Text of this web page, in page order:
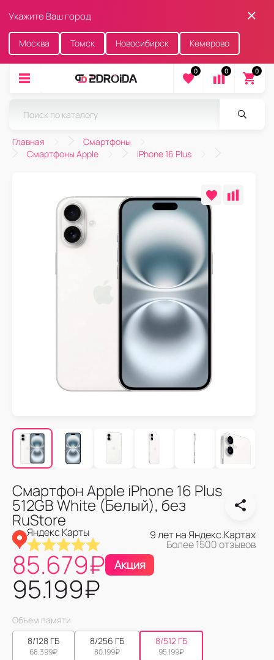
Укажите Ваш город
Москва Томск Новосибирск Кемерово
0 0 0
Главная
Смартфоны
Смартфоны Apple
iPhone 16 Plus
Смартфон Apple iPhone 16 Plus
512GB White (Белый), без
RuStore
Яндекс Карты 9 лет на Яндекс.Картах
Более 1500 отзывов
85.679₽ Акция
95.199₽
Объем памяти
8/128 ГБ
68.399₽
8/256 ГБ
80.199₽
8/512 ГБ
95.199₽